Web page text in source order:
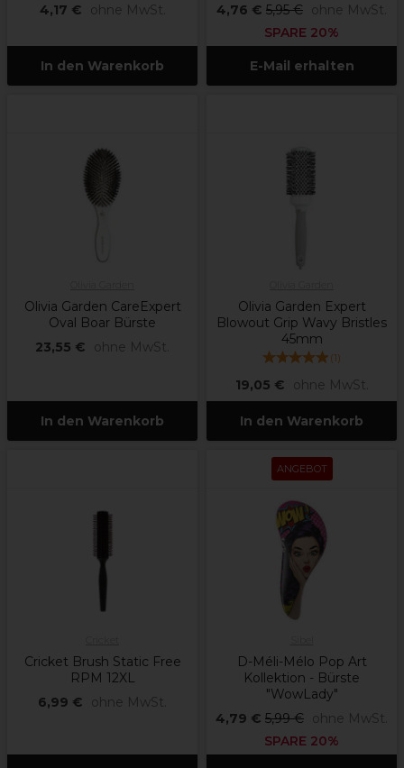
4,17 €
ohne MwSt.
In den Warenkorb
4,76 € 5,95 € ohne MwSt.
SPARE 20%
E-Mail erhalten
Olivia Garden CareExpert
Oval Boar Bürste
23,55 €
ohne MwSt.
In den Warenkorb
Olivia Garden Expert
Blowout Grip Wavy Bristles
45mm
(1)
19,05 € ohne MwSt.
In den Warenkorb
Cricket Brush Static Free
RPM 12XL
6,99 €
ohne MwSt.
ANGEBOT
D-Méli-Mélo Pop Art
Kollektion - Bürste
"WowLady"
4,79 € 5,99 € ohne MwSt.
SPARE 20%